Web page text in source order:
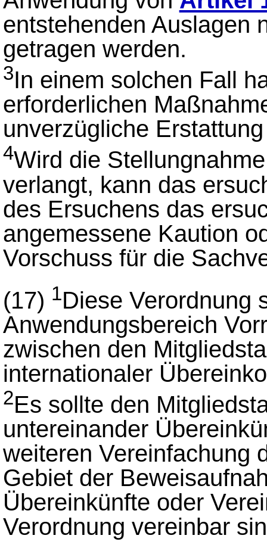
entstehenden Auslagen
getragen werden.
3In einem solchen Fall
erforderlichen
unverzügliche
4Wird die
verlangt, kann das
des Ersuchens das
angemessene Kaution
Vorschuss für die
(17) 1Diese Verordnung
Anwendungsbereich
zwischen den
internationaler
2Es sollte den
untereinander
weiteren Vereinfachung
Gebiet der
Übereinkünfte oder
Verordnung vereinbar